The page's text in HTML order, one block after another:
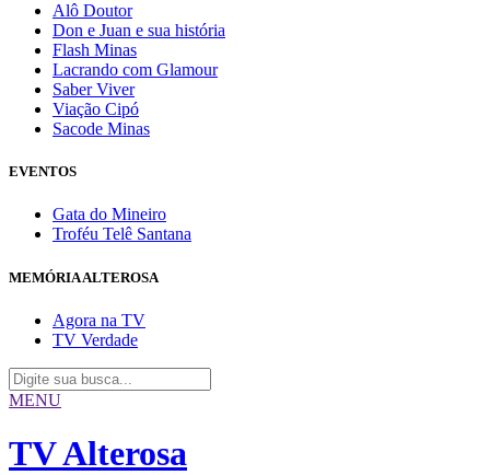
Alô Doutor
Don e Juan e sua história
Flash Minas
Lacrando com Glamour
Saber Viver
Viação Cipó
Sacode Minas
EVENTOS
Gata do Mineiro
Troféu Telê Santana
MEMÓRIA ALTEROSA
Agora na TV
TV Verdade
MENU
TV Alterosa